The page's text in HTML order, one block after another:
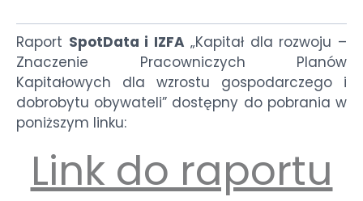
Raport SpotData i IZFA „Kapitał dla rozwoju –
Znaczenie Pracowniczych Planów
Kapitałowych dla wzrostu gospodarczego i
dobrobytu obywateli” dostępny do pobrania w
poniższym linku:
Link do raportu